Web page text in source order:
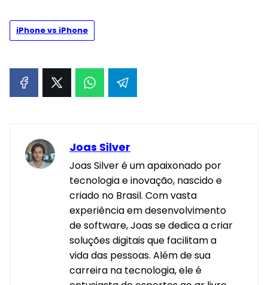
iPhone vs iPhone
Joas Silver
Joas Silver é um apaixonado por
tecnologia e inovação, nascido e
criado no Brasil. Com vasta
experiência em desenvolvimento
de software, Joas se dedica a criar
soluções digitais que facilitam a
vida das pessoas. Além de sua
carreira na tecnologia, ele é